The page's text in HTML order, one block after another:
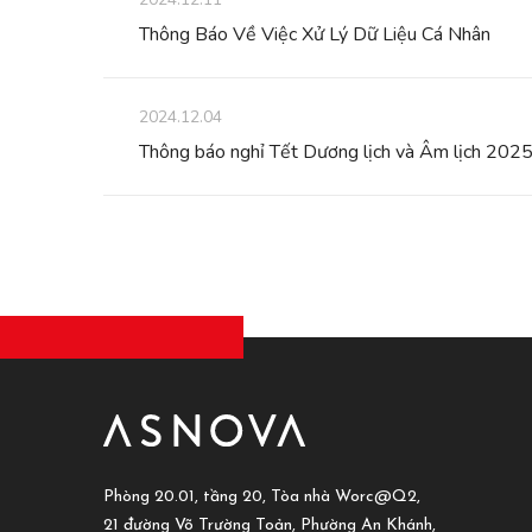
Thông Báo Về Việc Xử Lý Dữ Liệu Cá Nhân
2024.12.04
Thông báo nghỉ Tết Dương lịch và Âm lịch 2025
Phòng 20.01, tầng 20, Tòa nhà Worc@Q2,
21 đường Võ Trường Toản, Phường An Khánh,